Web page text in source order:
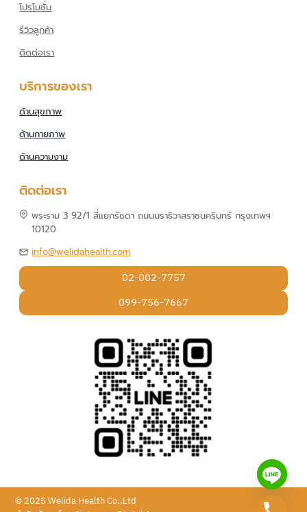
โปรโมชั่น
รีวิวลูกค้า
ติดต่อเรา
บริการของเรา
ด้านสุขภาพ
ด้านกายภาพ
ด้านความงาม
ติดต่อเรา
พระราม 3 92/1 สี่แยกรัชดา ถนนนราธิวาสราชนครินทร์ กรุงเทพฯ
10120
info@welidahealth.com
02-002-7757
099-756-7667
© 2025 Welida Health Co.,Ltd